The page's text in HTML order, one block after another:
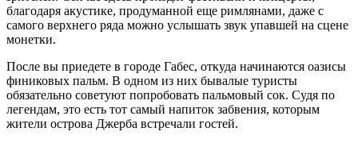
благодаря акустике, продуманной еще римлянами, даже с
самого верхнего ряда можно услышать звук упавшей на сцене
монетки.
После вы приедете в городе Габес, откуда начинаются оазисы
финиковых пальм. В одном из них бывалые туристы
обязательно советуют попробовать пальмовый сок. Судя по
легендам, это есть тот самый напиток забвения, которым
жители острова Джерба встречали гостей.